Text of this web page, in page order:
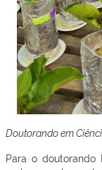
Doutorando em
Para o doutorando